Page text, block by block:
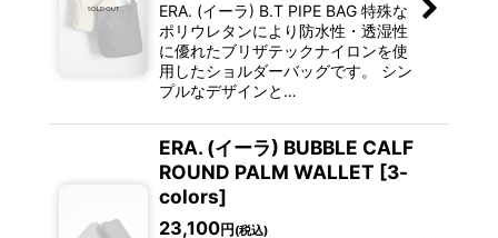
ERA. (イーラ) B.T PIPE BAG 特殊な
ポリウレタンにより防水性・透湿性
に優れたブリザテックナイロンを使
用したショルダーバッグです。 シン
プルなデザインと…
ERA. (イーラ) BUBBLE CALF
ROUND PALM WALLET [3-
colors]
23,100円 (税込)